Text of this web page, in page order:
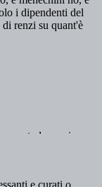
e curati o